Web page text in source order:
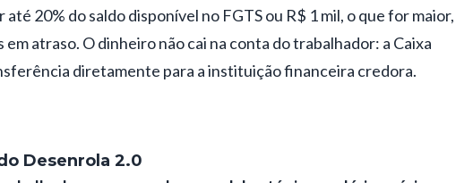
20% do saldo disponível no FGTS ou R$ 1 mil, o que for maior,
atraso. O dinheiro não cai na conta do trabalhador: a Caixa
diretamente para a instituição financeira credora.
Desenrola 2.0